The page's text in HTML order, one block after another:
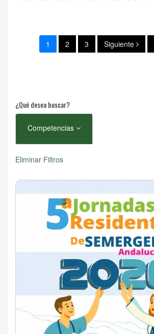
1 2 3 Siguiente
¿Qué desea buscar?
Competencias
Eliminar Filtros